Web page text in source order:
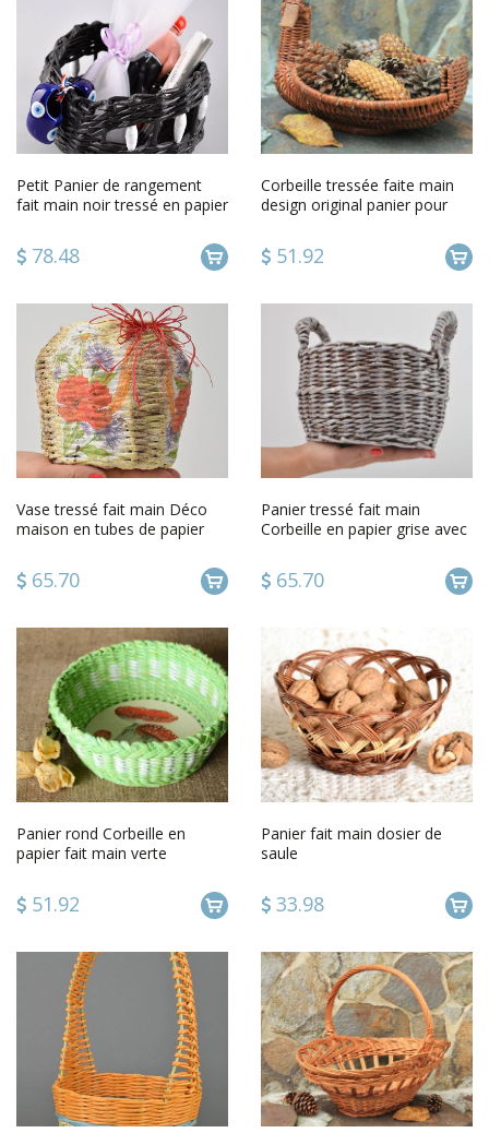
Petit Panier de rangement
fait main noir tressé en papier
78.48
Corbeille tressée faite main
design original panier pour
51.92
Vase tressé fait main Déco
maison en tubes de papier
65.70
Panier tressé fait main
Corbeille en papier grise avec
65.70
Panier rond Corbeille en
papier fait main verte
51.92
Panier fait main dosier de
saule
33.98